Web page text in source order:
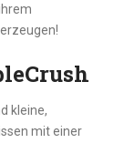
kleine,
mit einer